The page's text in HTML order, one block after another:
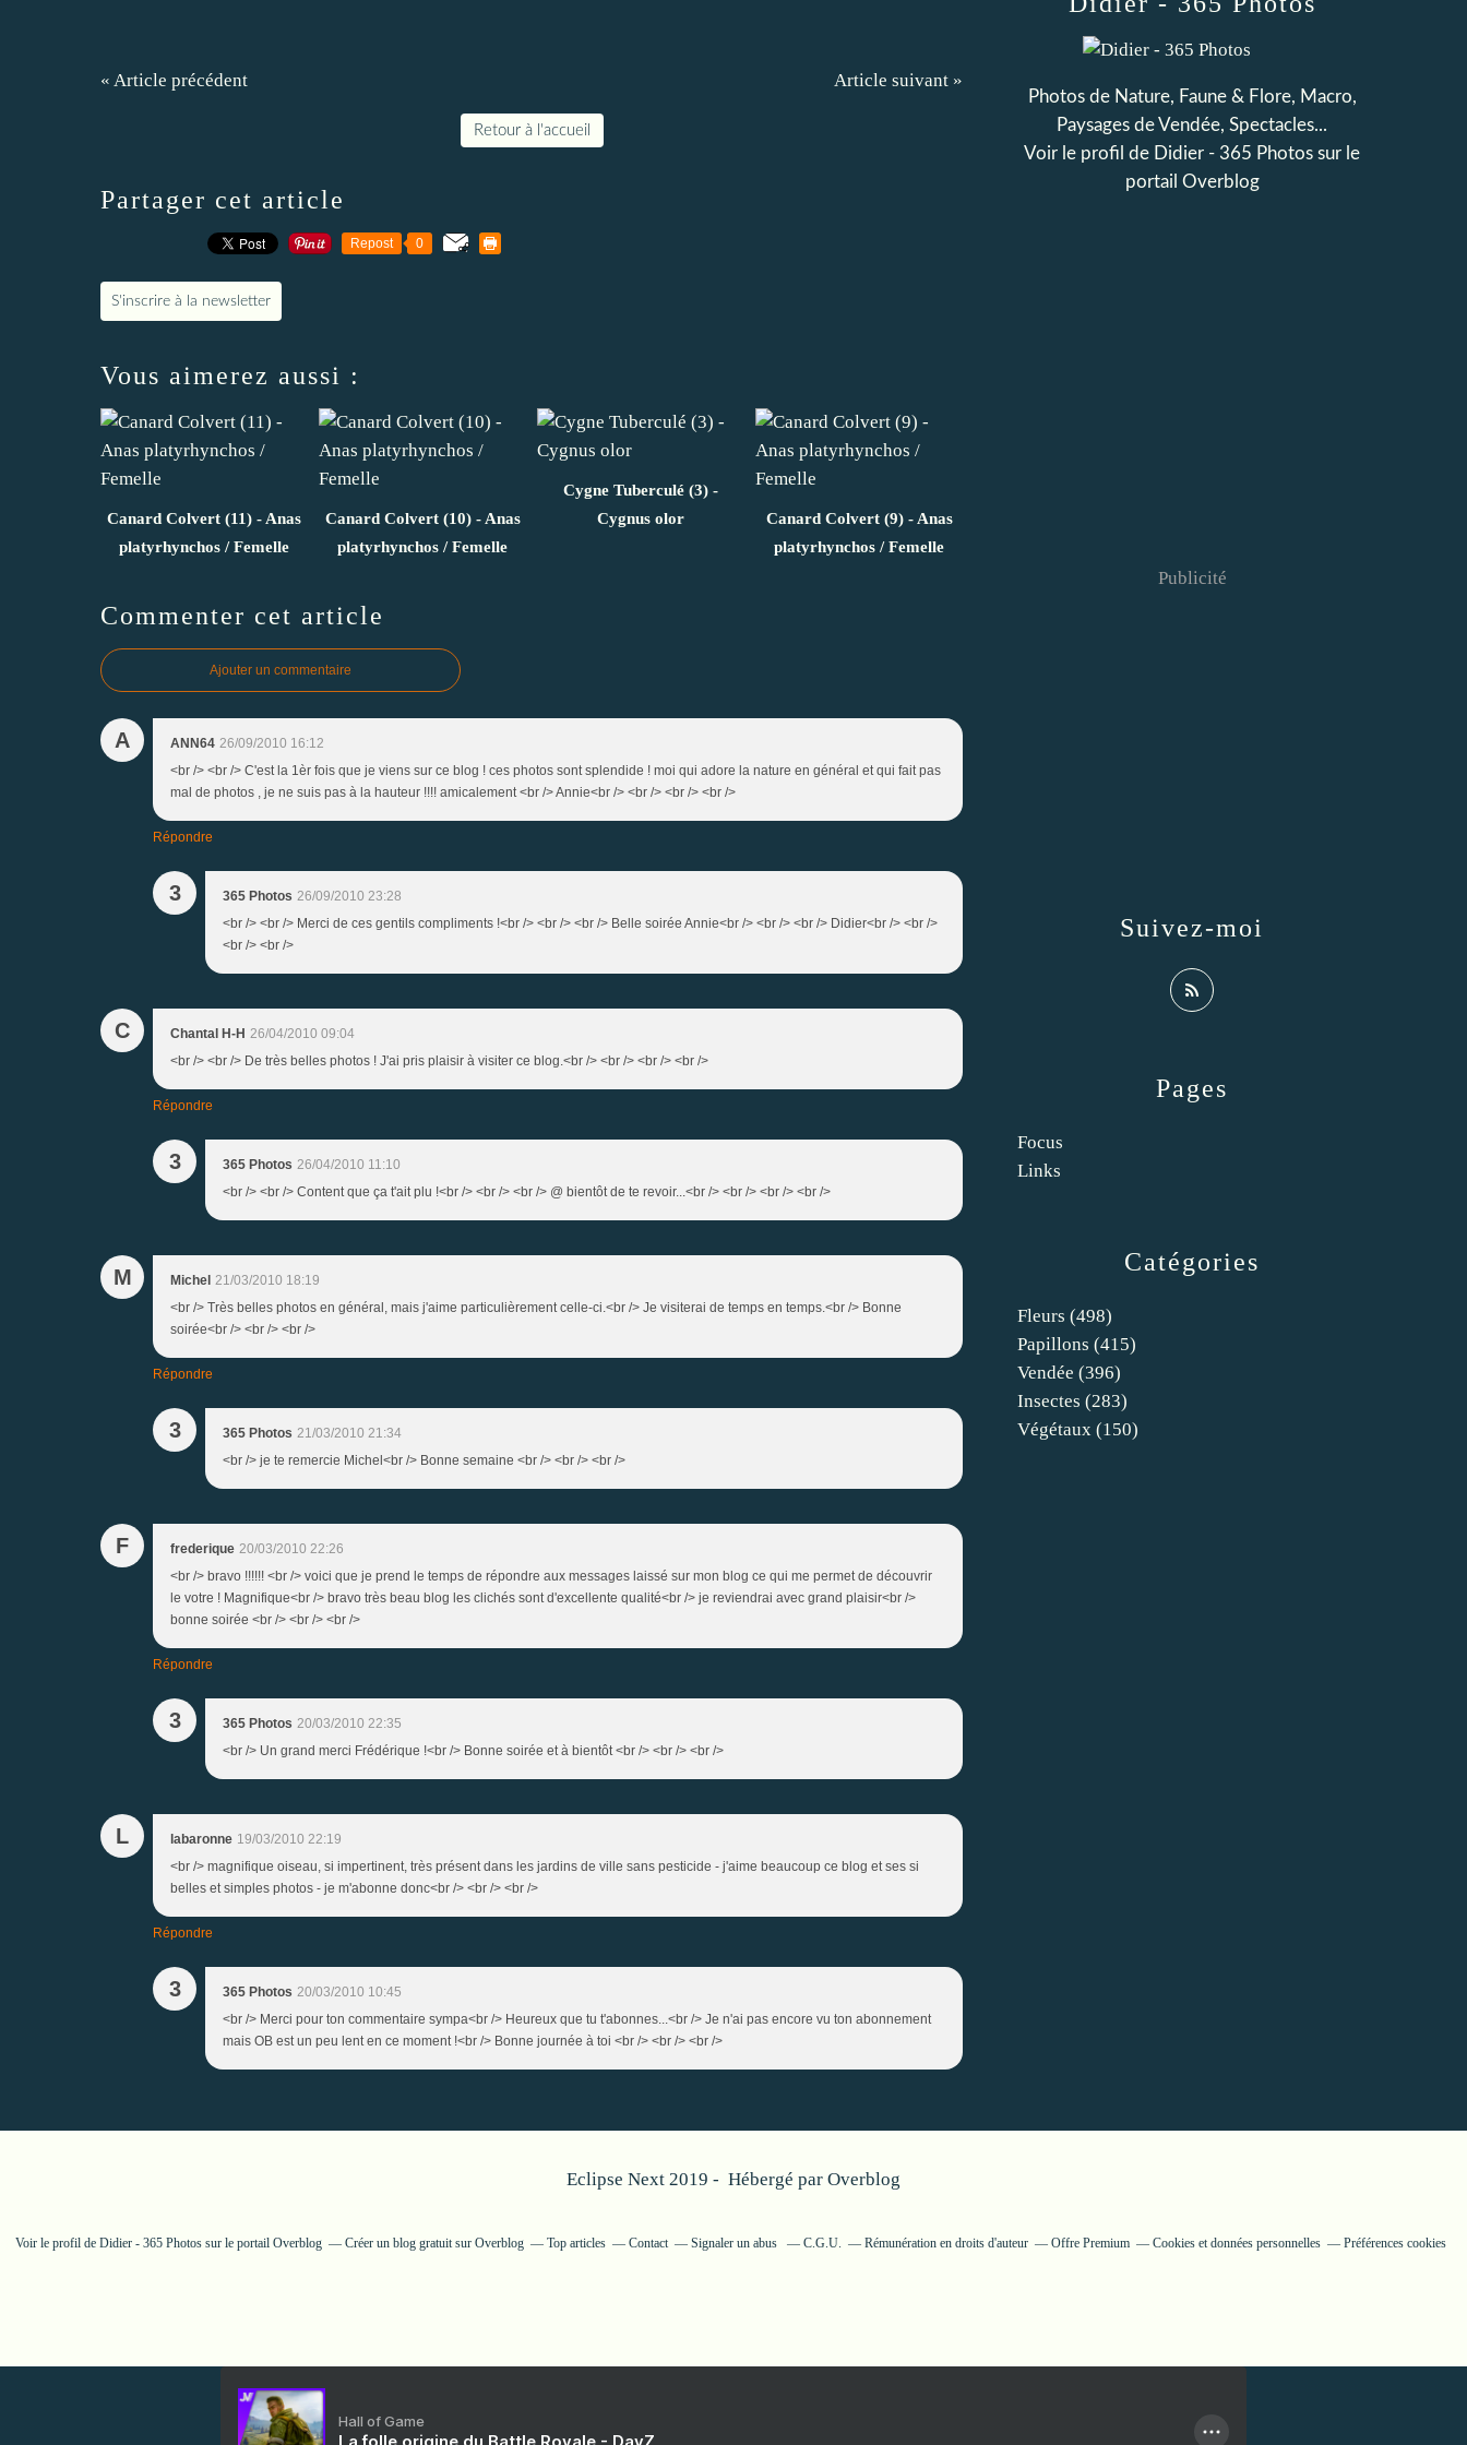
« Article précédent Article suivant »
Retour à l'accueil
Partager cet article
Repost 0
S'inscrire à la newsletter
Vous aimerez aussi :
Canard Colvert (11) - Anas
platyrhynchos / Femelle
Canard Colvert (10) - Anas
platyrhynchos / Femelle
Cygne Tuberculé (3) -
Cygnus olor
Canard Colvert (9) - Anas
platyrhynchos / Femelle
Commenter cet article
Ajouter un commentaire
A ANN64 26/09/2010 16:12
<br /> <br /> C'est la 1èr fois que je viens sur ce blog ! ces photos sont splendide ! moi qui adore la nature en général et qui fait pas
mal de photos , je ne suis pas à la hauteur !!!! amicalement <br /> Annie<br /> <br /> <br /> <br />
Répondre
3 365 Photos 26/09/2010 23:28
<br /> <br /> Merci de ces gentils compliments !<br /> <br /> <br /> Belle soirée Annie<br /> <br /> <br /> Didier<br /> <br />
<br /> <br />
C Chantal H-H 26/04/2010 09:04
<br /> <br /> De très belles photos ! J'ai pris plaisir à visiter ce blog.<br /> <br /> <br /> <br />
Répondre
3 365 Photos 26/04/2010 11:10
<br /> <br /> Content que ça t'ait plu !<br /> <br /> <br /> @ bientôt de te revoir...<br /> <br /> <br /> <br />
M Michel 21/03/2010 18:19
<br /> Très belles photos en général, mais j'aime particulièrement celle-ci.<br /> Je visiterai de temps en temps.<br /> Bonne
soirée<br /> <br /> <br />
Répondre
3 365 Photos 21/03/2010 21:34
<br /> je te remercie Michel<br /> Bonne semaine <br /> <br /> <br />
F frederique 20/03/2010 22:26
<br /> bravo !!!!!! <br /> voici que je prend le temps de répondre aux messages laissé sur mon blog ce qui me permet de découvrir
le votre ! Magnifique<br /> bravo très beau blog les clichés sont d'excellente qualité<br /> je reviendrai avec grand plaisir<br />
bonne soirée <br /> <br /> <br />
Répondre
3 365 Photos 20/03/2010 22:35
<br /> Un grand merci Frédérique !<br /> Bonne soirée et à bientôt <br /> <br /> <br />
L labaronne 19/03/2010 22:19
<br /> magnifique oiseau, si impertinent, très présent dans les jardins de ville sans pesticide - j'aime beaucoup ce blog et ses si
belles et simples photos - je m'abonne donc<br /> <br /> <br />
Répondre
3 365 Photos 20/03/2010 10:45
<br /> Merci pour ton commentaire sympa<br /> Heureux que tu t'abonnes...<br /> Je n'ai pas encore vu ton abonnement
mais OB est un peu lent en ce moment !<br /> Bonne journée à toi <br /> <br /> <br />
Catégories
Fleurs (498)
Papillons (415)
Vendée (396)
Insectes (283)
Végétaux (150)
Pages
Focus
Links
Photos de Nature, Faune & Flore, Macro,
Paysages de Vendée, Spectacles...
Voir le profil de Didier - 365 Photos sur le
portail Overblog
Suivez-moi
Publicité
Eclipse Next 2019 - Hébergé par Overblog
Voir le profil de Didier - 365 Photossur le portail Overblog Créer un blog gratuit sur Overblog Top articles Contact Signaler un abus C.G.U. Rémunération en droits d'auteur Offre Premium Cookies et données personnelles Préférences cookies
Hall of Game